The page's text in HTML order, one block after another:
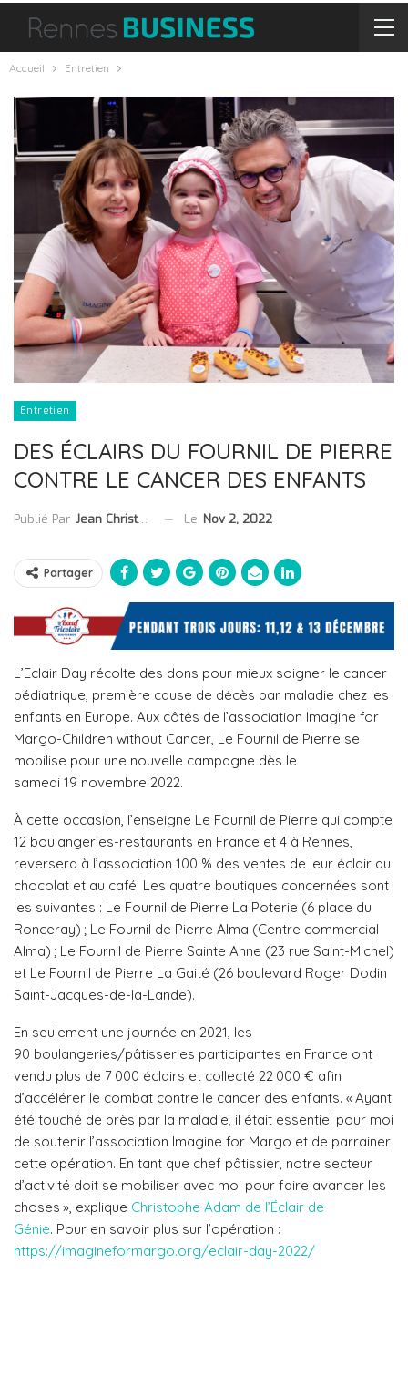
Accueil Entretien
Entretien
DES ÉCLAIRS DU FOURNIL DE PIERRE
CONTRE LE CANCER DES ENFANTS
Publié Par Jean Christophe Collet Le Nov 2, 2022
Partager
L’Eclair Day récolte des dons pour mieux soigner le cancer
pédiatrique, première cause de décès par maladie chez les
enfants en Europe. Aux côtés de l’association Imagine for
Margo-Children without Cancer, Le Fournil de Pierre se
mobilise pour une nouvelle campagne dès le
samedi 19 novembre 2022.
À cette occasion, l’enseigne Le Fournil de Pierre qui compte
12 boulangeries-restaurants en France et 4 à Rennes,
reversera à l’association 100 % des ventes de leur éclair au
chocolat et au café. Les quatre boutiques concernées sont
les suivantes : Le Fournil de Pierre La Poterie (6 place du
Ronceray) ; Le Fournil de Pierre Alma (Centre commercial
Alma) ; Le Fournil de Pierre Sainte Anne (23 rue Saint-Michel)
et Le Fournil de Pierre La Gaité (26 boulevard Roger Dodin
Saint-Jacques-de-la-Lande).
En seulement une journée en 2021, les
90 boulangeries/pâtisseries participantes en France ont
vendu plus de 7 000 éclairs et collecté 22 000 € afin
d’accélérer le combat contre le cancer des enfants. « Ayant
été touché de près par la maladie, il était essentiel pour moi
de soutenir l’association Imagine for Margo et de parrainer
cette opération. En tant que chef pâtissier, notre secteur
d’activité doit se mobiliser avec moi pour faire avancer les
choses », explique Christophe Adam de l’Éclair de
Génie. Pour en savoir plus sur l’opération :
https://imagineformargo.org/eclair-day-2022/